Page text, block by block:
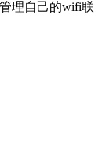
无论是家庭用户
理自己的wifi联